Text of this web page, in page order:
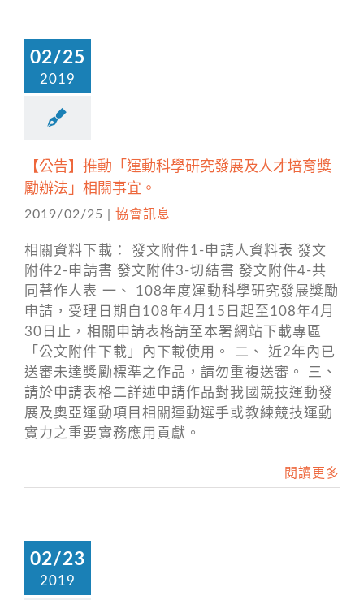
02/25
2019
【公告】推動「運動科學研究發展及人才培育獎
勵辦法」相關事宜。
2019/02/25 協會訊息
相關資料下載： 發文附件1-申請人資料表 發文
附件2-申請書 發文附件3-切結書 發文附件4-共
同著作人表 一、 108年度運動科學研究發展獎勵
申請，受理日期自108年4月15日起至108年4月
30日止，相關申請表格請至本署網站下載專區
「公文附件下載」內下載使用。 二、 近2年內已
送審未達獎勵標準之作品，請勿重複送審。 三、
請於申請表格二詳述申請作品對我國競技運動發
展及奧亞運動項目相關運動選手或教練競技運動
實力之重要實務應用貢獻。
閱讀更多
02/23
2019